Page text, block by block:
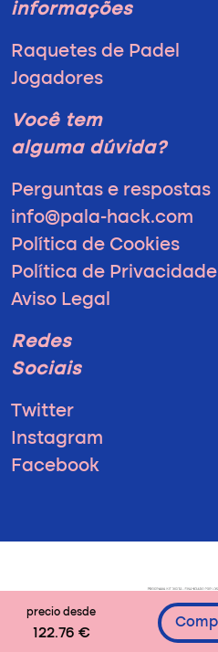
precio desde
122.76 €
informações
Raquetes de Padel
Jogadores
Você tem
alguma dúvida?
Perguntas e respostas
info@pala-hack.com
Política de Cookies
Política de Privacidade
Aviso Legal
Redes
Sociais
Twitter
Instagram
Facebook